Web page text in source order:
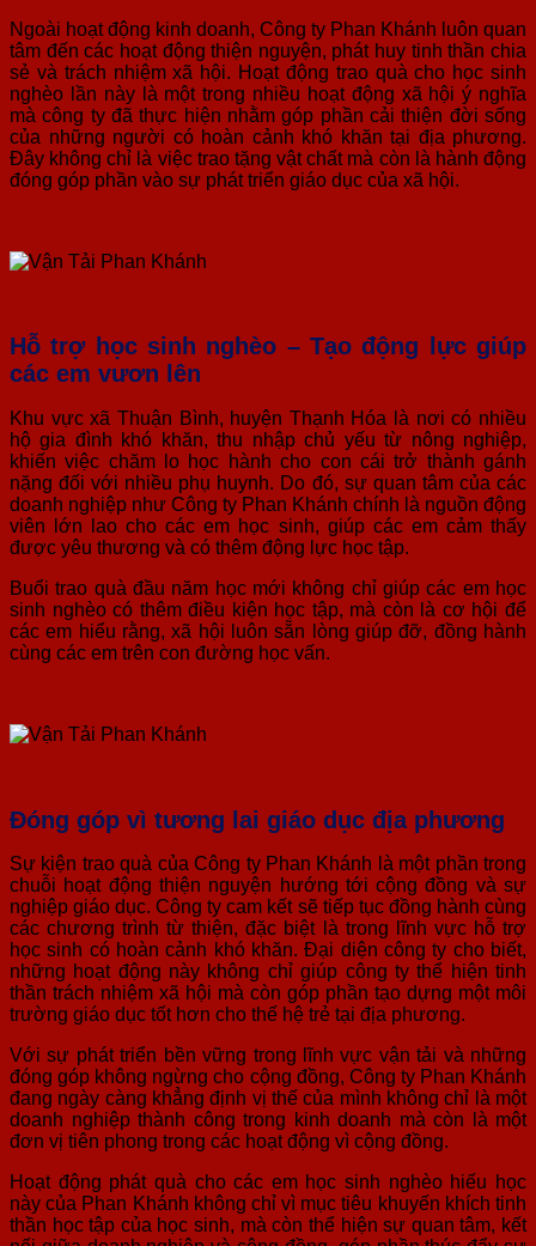
Ngoài hoạt động kinh doanh, Công ty Phan Khánh luôn quan
tâm đến các hoạt động thiện nguyện, phát huy tinh thần chia
sẻ và trách nhiệm xã hội. Hoạt động trao quà cho học sinh
nghèo lần này là một trong nhiều hoạt động xã hội ý nghĩa
mà công ty đã thực hiện nhằm góp phần cải thiện đời sống
của những người có hoàn cảnh khó khăn tại địa phương.
Đây không chỉ là việc trao tặng vật chất mà còn là hành động
đóng góp phần vào sự phát triển giáo dục của xã hội.
Hỗ trợ học sinh nghèo – Tạo động lựcgiúp
các em vươn lên
Khu vực xã Thuận Bình, huyện Thạnh Hóa là nơi có nhiều
hộ gia đình khó khăn, thu nhập chủ yếu từ nông nghiệp,
khiến việc chăm lo học hành cho con cái trở thành gánh
nặng đối với nhiều phụ huynh. Do đó, sự quan tâm của các
doanh nghiệp như Công ty Phan Khánh chính là nguồn động
viên lớn lao cho các em học sinh, giúp các em cảm thấy
được yêu thương và có thêm động lực học tập.
Buổi trao quà đầu năm học mới không chỉ giúp các em học
sinh nghèo có thêm điều kiện học tập, mà còn là cơ hội để
các em hiểu rằng, xã hội luôn sẵn lòng giúp đỡ, đồng hành
cùng các em trên con đường học vấn.
Đóng góp vì tương lai giáo dục địa phương
Sự kiện trao quà của Công ty Phan Khánh là một phần trong
chuỗi hoạt động thiện nguyện hướng tới cộng đồng và sự
nghiệp giáo dục. Công ty cam kết sẽ tiếp tục đồng hành cùng
các chương trình từ thiện, đặc biệt là trong lĩnh vực hỗ trợ
học sinh có hoàn cảnh khó khăn. Đại diện công ty cho biết,
những hoạt động này không chỉ giúp công ty thể hiện tinh
thần trách nhiệm xã hội mà còn góp phần tạo dựng một môi
trường giáo dục tốt hơn cho thế hệ trẻ tại địa phương.
Với sự phát triển bền vững trong lĩnh vực vận tải và những
đóng góp không ngừng cho cộng đồng, Công ty Phan Khánh
đang ngày càng khẳng định vị thế của mình không chỉ là một
doanh nghiệp thành công trong kinh doanh mà còn là một
đơn vị tiên phong trong các hoạt động vì cộng đồng.
Hoạt động phát quà cho các em học sinh nghèo hiếu học
này của Phan Khánh không chỉ vì mục tiêu khuyến khích tinh
thần học tập của học sinh, mà còn thể hiện sự quan tâm, kết